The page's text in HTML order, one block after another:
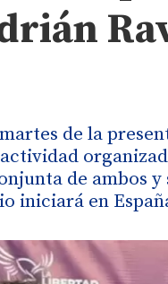
de la
de ambos
iniciará en